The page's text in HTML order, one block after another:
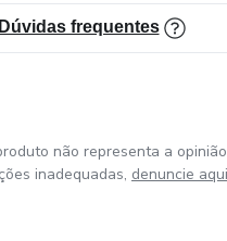
Dúvidas frequentes
não representa a
inadequadas, denuncie aqui